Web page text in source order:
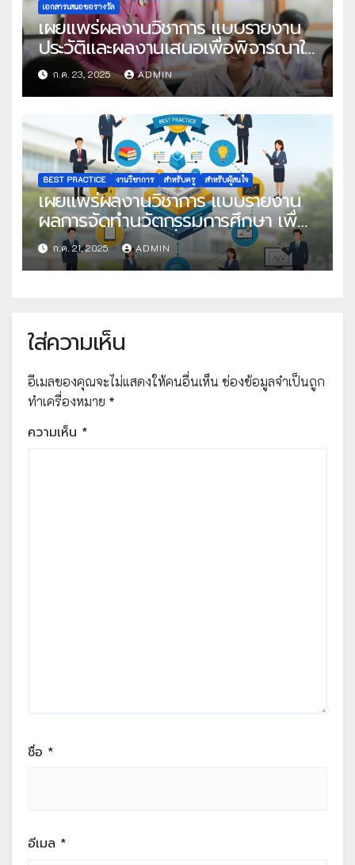
เอกสารเสนอขอรางวัล
เผยแพร่ผลงานวิชาการ แบบรายงาน
ประวัติและผลงานเสนอเพื่อพิจารณาใน
โครงการครูดีในดวงใจ ประจำปี 2568
ครั้งที่ 22
ก.ค. 23, 2025 ADMIN
BEST PRACTICE งานวิชาการ สำหรับครู สำหรับผู้สนใจ
เผยแพร่ผลงานวิชาการ แบบรายงาน
ผลการจัดทำนวัตกรรมการศึกษา เพื่อ
คัดเลือกวิธีปฏิบัติที่เป็นเลิศ
ก.ค. 21, 2025 ADMIN
ใส่ความเห็น
อีเมลของคุณจะไม่แสดงให้คนอื่นเห็น ช่องข้อมูลจำเป็นถูก
ทำเครื่องหมาย *
ความเห็น *
ชื่อ *
อีเมล *